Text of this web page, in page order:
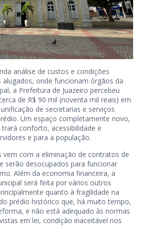
análise de custos e condições
alugados, onde funcionam órgãos da
a Prefeitura de Juazeiro percebeu
de R$ 90 mil (noventa mil reais) em
de secretarias e serviços
Um espaço completamente novo,
conforto, acessibilidade e
e para a população.
vem com a eliminação de contratos de
serão desocupados para funcionar
Além da economia financeira, a
será feita por vários outros
quanto à fragilidade na
prédio histórico que, há muito tempo,
e não está adequado às normas
em lei, condição inaceitável nos